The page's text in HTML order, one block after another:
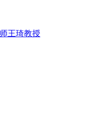
王琦教授